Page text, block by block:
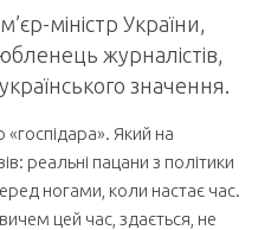
міністр України,
журналістів,
значення.
Який на
реальні пацани з політики
ногами, коли настає час.
цей час, здається, не